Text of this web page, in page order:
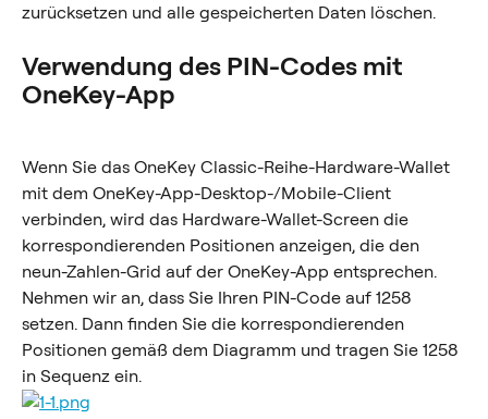
zurücksetzen und alle gespeicherten Daten löschen.
Verwendung des PIN-Codes mit
OneKey-App
Wenn Sie das OneKey Classic-Reihe-Hardware-Wallet
mit dem OneKey-App-Desktop-/Mobile-Client
verbinden, wird das Hardware-Wallet-Screen die
korrespondierenden Positionen anzeigen, die den
neun-Zahlen-Grid auf der OneKey-App entsprechen.
Nehmen wir an, dass Sie Ihren PIN-Code auf 1258
setzen. Dann finden Sie die korrespondierenden
Positionen gemäß dem Diagramm und tragen Sie 1258
in Sequenz ein.